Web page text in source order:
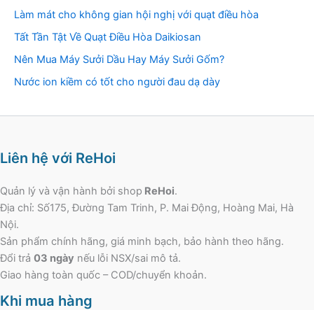
Làm mát cho không gian hội nghị với quạt điều hòa
Tất Tần Tật Về Quạt Điều Hòa Daikiosan
Nên Mua Máy Sưởi Dầu Hay Máy Sưởi Gốm?
Nước ion kiềm có tốt cho người đau dạ dày
Liên hệ với ReHoi
Quản lý và vận hành bởi shop ReHoi.
Địa chỉ: Số175, Đường Tam Trinh, P. Mai Động, Hoàng Mai, Hà
Nội.
Sản phẩm chính hãng, giá minh bạch, bảo hành theo hãng.
Đổi trả 03 ngày nếu lỗi NSX/sai mô tả.
Giao hàng toàn quốc – COD/chuyển khoản.
Khi mua hàng